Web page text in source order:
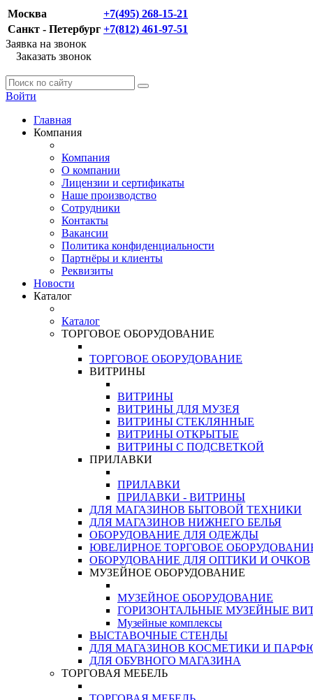
Москва
+7(495) 268-15-21
Санкт - Петербург +7(812) 461-97-51
Заявка на звонок
Заказать звонок
Войти
Главная
Компания
Компания
О компании
Лицензии и сертификаты
Наше производство
Сотрудники
Контакты
Вакансии
Политика конфиденциальности
Партнёры и клиенты
Реквизиты
Новости
Каталог
Каталог
ТОРГОВОЕ ОБОРУДОВАНИЕ
ТОРГОВОЕ ОБОРУДОВАНИЕ
ВИТРИНЫ
ВИТРИНЫ
ВИТРИНЫ ДЛЯ МУЗЕЯ
ВИТРИНЫ СТЕКЛЯННЫЕ
ВИТРИНЫ ОТКРЫТЫЕ
ВИТРИНЫ С ПОДСВЕТКОЙ
ПРИЛАВКИ
ПРИЛАВКИ
ПРИЛАВКИ - ВИТРИНЫ
ДЛЯ МАГАЗИНОВ БЫТОВОЙ ТЕХНИКИ
ДЛЯ МАГАЗИНОВ НИЖНЕГО БЕЛЬЯ
ОБОРУДОВАНИЕ ДЛЯ ОДЕЖДЫ
ЮВЕЛИРНОЕ ТОРГОВОЕ
ОБОРУДОВАНИЕ ДЛЯ ОПТИКИ И ОЧКОВ
МУЗЕЙНОЕ ОБОРУДОВАНИЕ
МУЗЕЙНОЕ ОБОРУДОВАНИЕ
ГОРИЗОНТАЛЬНЫЕ МУЗЕЙНЫЕ
Музейные комплексы
ВЫСТАВОЧНЫЕ СТЕНДЫ
ДЛЯ МАГАЗИНОВ КОСМЕТИКИ И
ДЛЯ ОБУВНОГО МАГАЗИНА
ТОРГОВАЯ МЕБЕЛЬ